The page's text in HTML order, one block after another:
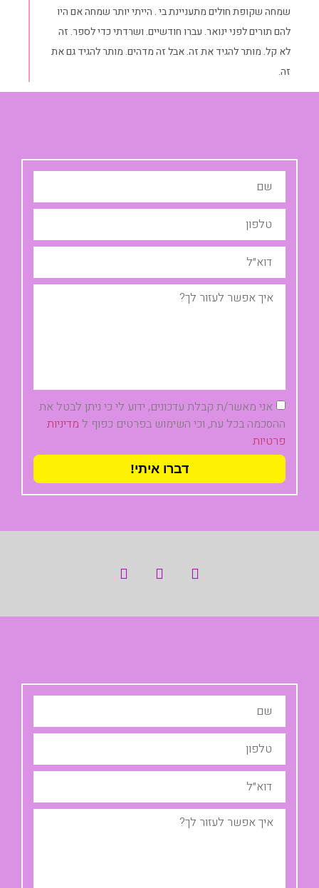
שמחה שקופת חולים מתעניינת בי . הייתי יותר שמחה אם היו
להם תורים לפני ינואר. עברו חודשיים. ושרדתי כדי לספר. זה
לא קל. מותר להגיד את זה. אבל זה מדהים. מותר להגיד גם את
זה.
אני מאשר/ת קבלת עדכונים, ידוע לי כי ניתן לבטל את
ההסכמה בכל עת, וכי השימוש בפרטים כפוף ל מדיניות
פרטיות
דברו איתי!